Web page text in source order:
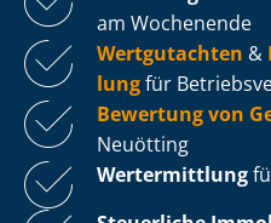
am Wochenende
Wertgutachten &
lungfür
Bewertung von
Neuötting
Wertermittlung